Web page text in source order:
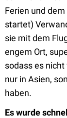
Ferien und
startet)
sie mit dem
engem Ort,
sodass es
nur in Asien,
haben.
Es wurde